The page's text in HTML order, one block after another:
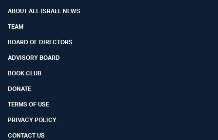
ABOUT ALL ISRAEL NEWS
TEAM
BOARD OF DIRECTORS
ADVISORY BOARD
BOOK CLUB
DONATE
TERMS OF USE
PRIVACY POLICY
CONTACT US